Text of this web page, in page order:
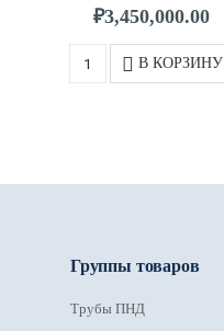
₽3,450,000.00
В КОРЗИНУ
Группы товаров
Трубы ПНД